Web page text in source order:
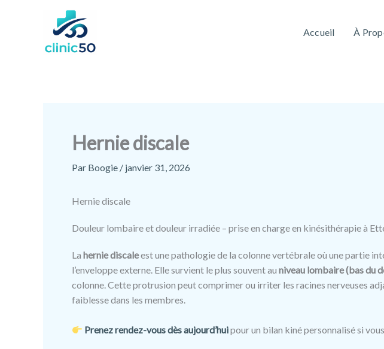
Accueil À
Hernie discale
Par Boogie / janvier 31, 2026
Hernie discale
Douleur lombaire et douleur irradiée – prise en charge en kinésithérapie à
La hernie discaleest une pathologie de la colonne vertébrale où une partie
l’enveloppe externe. Elle survient le plus souvent au niveau lombaire (bas du
colonne. Cette protrusion peut comprimer ou irriter les racines nerveuses
faiblesse dans les membres.
Prenez rendez-vous dès aujourd’huipour un bilan kiné personnalisé si